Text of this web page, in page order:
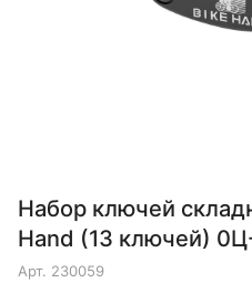
Набор ключей
Hand (13 ключей)
Арт. 230059